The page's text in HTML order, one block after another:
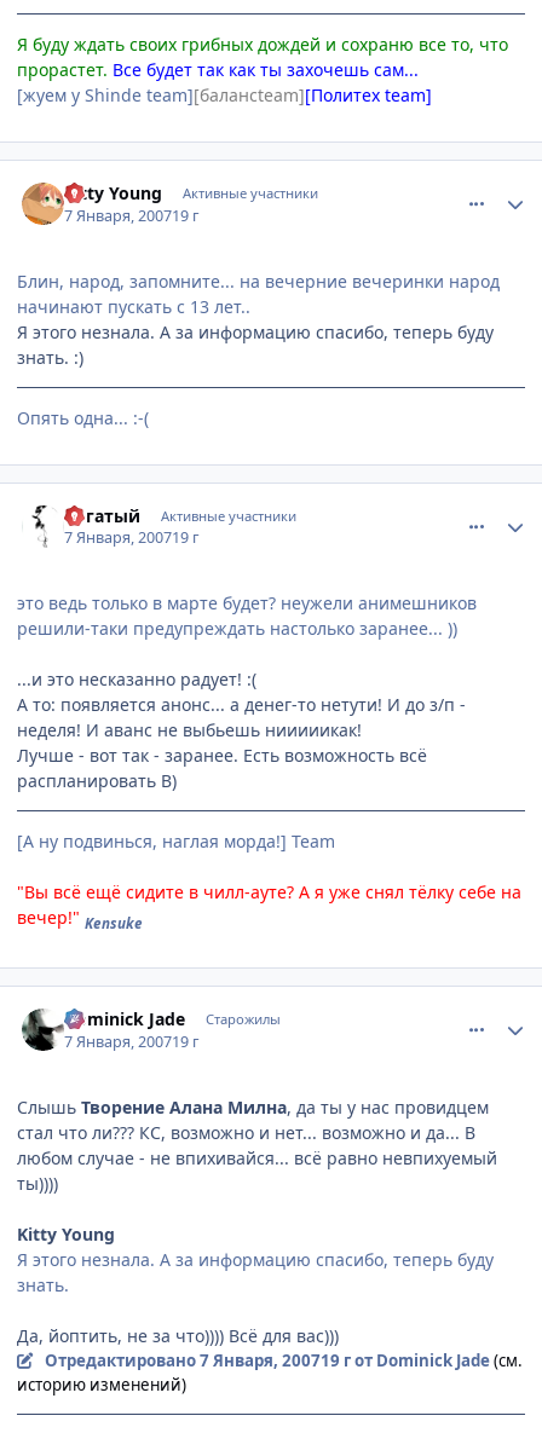
Я буду ждать своих грибных дождей и сохраню все то, что
прорастет. Все будет так как ты захочешь сам...
[жуем у Shinde team][балансteam][Политех team]
Kitty Young Активные участники
7 Января, 200719 г
Блин, народ, запомните... на вечерние вечеринки народ
начинают пускать с 13 лет..
Я этого незнала. А за информацию спасибо, теперь буду
знать. :)
Опять одна... :-(
Рогатый Активные участники
7 Января, 200719 г
это ведь только в марте будет? неужели анимешников
решили-таки предупреждать настолько заранее... ))
...и это несказанно радует! :(
А то: появляется анонс... а денег-то нетути! И до з/п -
неделя! И аванс не выбьешь нииииикак!
Лучше - вот так - заранее. Есть возможность всё
распланировать B)
[А ну подвинься, наглая морда!] Team
"Вы всё ещё сидите в чилл-ауте? А я уже снял тёлку себе на
вечер!" Kensuke
Dominick Jade Старожилы
7 Января, 200719 г
Слышь Творение Алана Милна, да ты у нас провидцем
стал что ли??? КС, возможно и нет... возможно и да... В
любом случае - не впихивайся... всё равно невпихуемый
ты))))
Kitty Young
Я этого незнала. А за информацию спасибо, теперь буду
знать.
Да, йоптить, не за что)))) Всё для вас)))
Отредактировано7 Января, 200719 гот Dominick Jade(см.
историю изменений)